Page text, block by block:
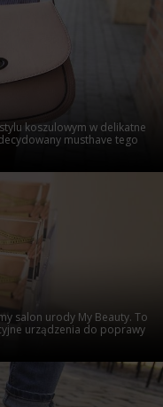
koszulowym w delikatne
musthave tego
salon urody My Beauty. To
urządzenia do poprawy